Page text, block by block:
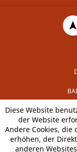
Diese Website
der Website
Andere Cookies,
erhöhen, der
anderen